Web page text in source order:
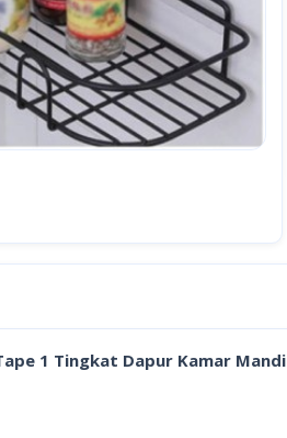
1 Tingkat Dapur Kamar Mandi